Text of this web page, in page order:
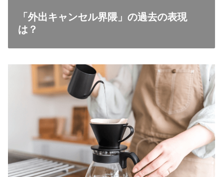
「外出キャンセル界隈」の過去の表現
は？